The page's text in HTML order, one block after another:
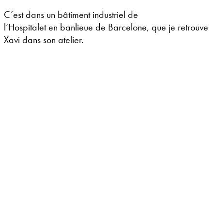
C’est dans un bâtiment industriel de
l’Hospitalet en banlieue de Barcelone, que je retrouve
Xavi dans son atelier.